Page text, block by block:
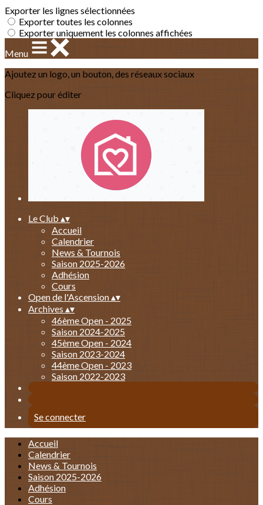
Exporter les lignes sélectionnées
Exporter toutes les colonnes
Exporter uniquement les colonnes affichées
Menu
Ajoutez un logo, un bouton, des réseaux sociaux
Cliquez pour éditer
Le Club ▴▾
Accueil
Calendrier
News & Tournois
Saison 2025-2026
Adhésion
Cours
Open de l'Ascension▴▾
Archives▴▾
46ème Open - 2025
Saison 2024-2025
45ème Open - 2024
Saison 2023-2024
44ème Open - 2023
Saison 2022-2023
Se connecter
Accueil
Calendrier
News & Tournois
Saison 2025-2026
Adhésion
Cours